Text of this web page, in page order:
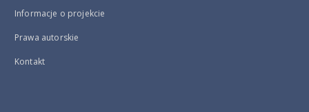
Informacje o projekcie
Prawa autorskie
Kontakt